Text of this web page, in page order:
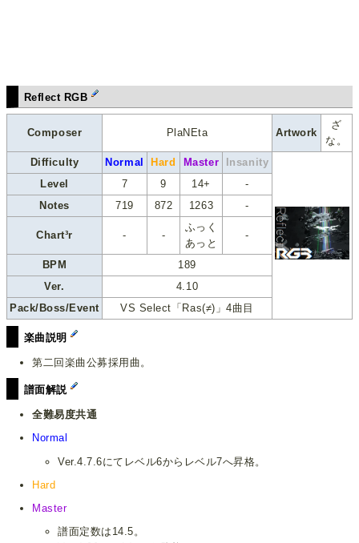
Reflect RGB
Composer PlaNEta Artwork
ざ
な。
Difficulty
Normal Hard Master
Insanity
Level
7 9 14+
-
Notes
719 872 1263 -
Chart³r - -
ふっく
あっと
-
BPM
189
Ver.
4.10
Pack/Boss/Event
VS Select「Ras(≠)」4曲目
楽曲説明
第二回楽曲公募採用曲。
譜面解説
全難易度共通
Normal
Ver.4.7.6にてレベル6からレベル7へ昇格。
Hard
Master
譜面定数は14.5。